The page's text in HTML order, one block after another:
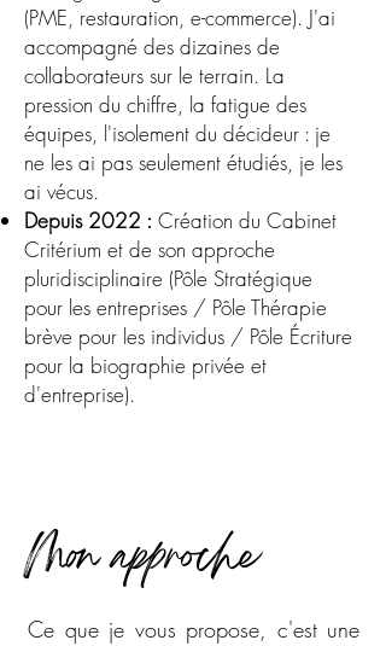
(PME, restauration, e-commerce). J'ai
accompagné des dizaines de
collaborateurs sur le terrain. La
pression du chiffre, la fatigue des
équipes, l'isolement du décideur : je
ne les ai pas seulement étudiés, je les
ai vécus.
Depuis 2022 : Création du Cabinet
Critérium et de son approche
pluridisciplinaire (Pôle Stratégique
pour les entreprises / Pôle Thérapie
brève pour les individus / Pôle Écriture
pour la biographie privée et
d'entreprise).
Mon approche
Ce que je vous propose, c'est une